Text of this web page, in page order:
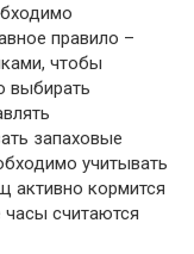
правило –
чтобы
выбирать
запаховые
учитывать
активно кормится
часы считаются